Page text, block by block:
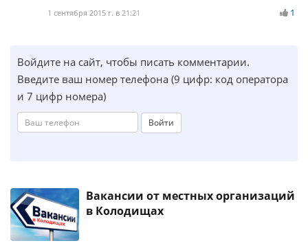
1 сентября 2015 г. в 21:21 1
Войдите на сайт, чтобы писать комментарии.
Введите ваш номер телефона (9 цифр: код оператора
и 7 цифр номера)
Войти
Вакансии от местных организаций
в Колодищах